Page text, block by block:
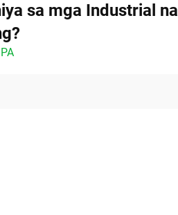
sa mga Industrial na